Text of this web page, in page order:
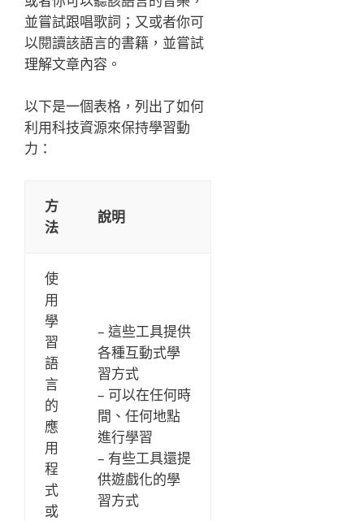
並嘗試跟唱歌詞；又或者你可
以閱讀該語言的書籍，並嘗試
理解文章內容。
以下是一個表格，列出了如何
利用科技資源來保持學習動
力：
方
法
說明
使
用
學
習
語
言
的
應
用
程
式
或
– 這些工具提供
各種互動式學
習方式
– 可以在任何時
間、任何地點
進行學習
– 有些工具還提
供遊戲化的學
習方式